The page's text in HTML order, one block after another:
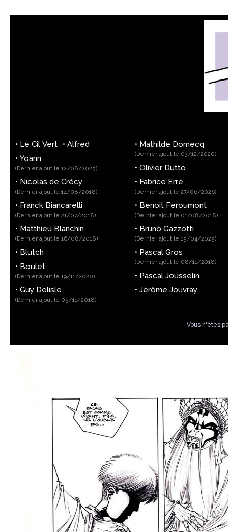
• Le Cil Vert • Alfred
• Yoann
(Dernier ajout le 12/08/2025)
• Nicolas de Crécy
(Dernier ajout le 14/08/2018)
• Franck Biancarelli
(Dernier ajout le 21/07/2018)
• Matthieu Blanchin
(Dernier ajout le 16/08/2018)
• Blutch
• Boulet
(Dernier ajout le 19/11/2020)
• Guy Delisle
(Dernier ajout le 05/11/2018)
• Mathilde Domecq
(Dernier ajout le 03/12/2020)
• Olivier Dutto
• Fabrice Erre
(Dernier ajout le 27/06/2026)
• Benoit Feroumont
(Dernier ajout le 01/08/2018)
• Bruno Gazzotti
(Dernier ajout le 15/04/2025)
• Pascal Gros
(Dernier ajout le 08/11/2018)
• Pascal Jousselin
• Jérôme Jouvray
Vous n'êtes